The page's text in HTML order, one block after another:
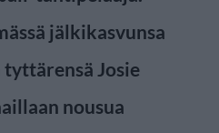
jälkikasvunsa
Josie
nousua